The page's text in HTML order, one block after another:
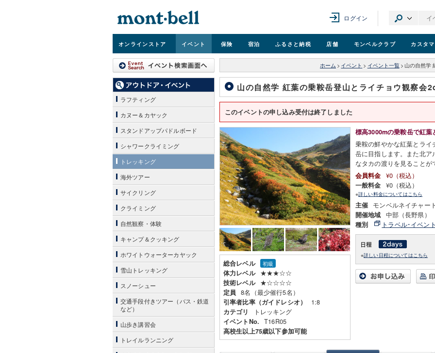
ログイン
オンラインストア イベント 保険 宿泊 ふるさと納税 店舗 モンベルクラブ カスタ
ホーム > イベント > イベント一覧 > 山の自然学
山の自然学 紅葉の乗鞍岳登山とライチョウ観察
このイベントの申し込み受付は終了しました
総合レベル 初級
体力レベル ★★★☆☆
技術レベル ★☆☆☆☆
定員 8名（最少催行5名）
引率者比率（ガイドレシオ） 1:8
カテゴリ トレッキング
イベントNo. T16R05
高校生以上75歳以下参加可能
標高3000mの乗鞍岳で紅
乗鞍の鮮やかな紅葉とラ
岳に目指します。また北
なタカの渡りを見ること
会員料金 ¥0（税込）
一般料金 ¥0（税込）
※詳しい料金についてはこちら
主催 モンベルネイチャー
開催地域 中部（長野県）
種別 トラベル･イベン
※詳しい日程についてはこちら
ラフティング
カヌー＆カヤック
スタンドアップパドルボード
シャワークライミング
トレッキング
海外ツアー
サイクリング
クライミング
自然観察・体験
キャンプ＆クッキング
ホワイトウォーターカヤック
雪山トレッキング
スノーシュー
交通手段付きツアー（バス・鉄道
など）
山歩き講習会
トレイルランニング